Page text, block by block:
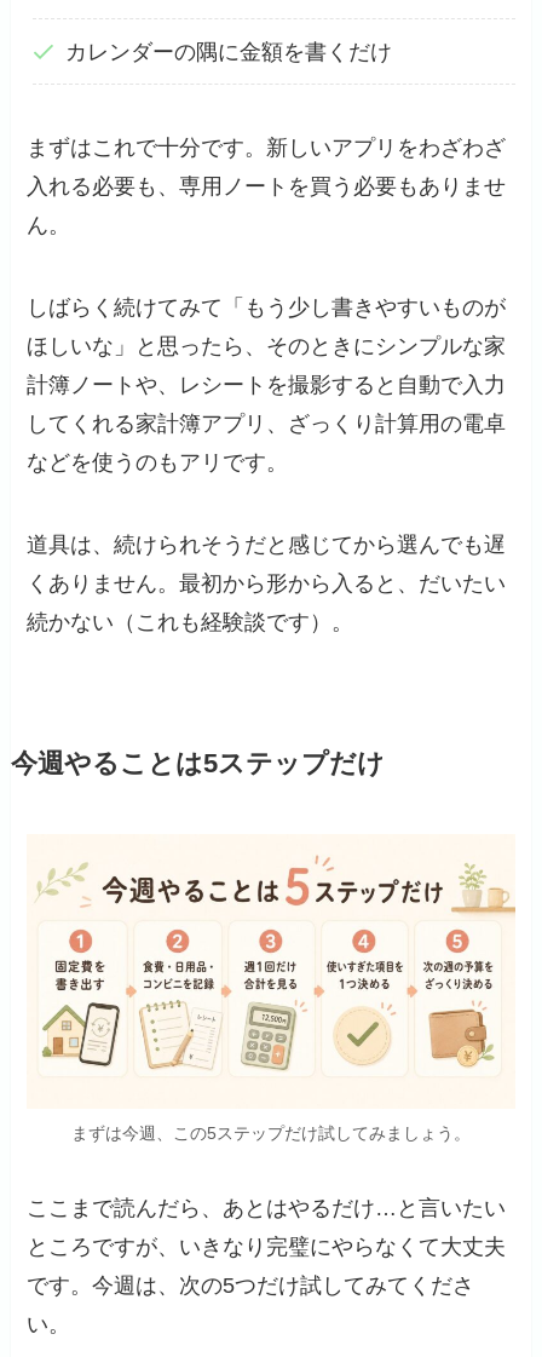
カレンダーの隅に金額を書くだけ
まずはこれで十分です。新しいアプリをわざわざ
入れる必要も、専用ノートを買う必要もありませ
ん。
しばらく続けてみて「もう少し書きやすいものが
ほしいな」と思ったら、そのときにシンプルな家
計簿ノートや、レシートを撮影すると自動で入力
してくれる家計簿アプリ、ざっくり計算用の電卓
などを使うのもアリです。
道具は、続けられそうだと感じてから選んでも遅
くありません。最初から形から入ると、だいたい
続かない（これも経験談です）。
今週やることは5ステップだけ
まずは今週、この5ステップだけ試してみましょう。
ここまで読んだら、あとはやるだけ…と言いたい
ところですが、いきなり完璧にやらなくて大丈夫
です。今週は、次の5つだけ試してみてくださ
い。